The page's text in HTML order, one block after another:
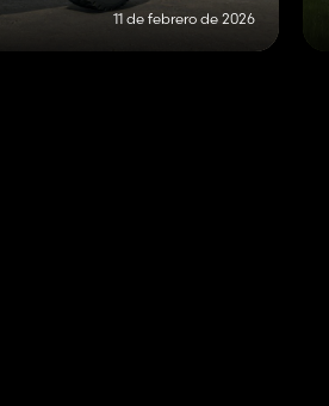
11 de febrero de 2026